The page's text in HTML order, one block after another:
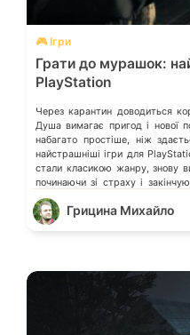
🎮 Ігри
Грати до мурашок:
PlayStation
Через карантин доводиться
Душа вимагає пригод і нової
набагато простіше, ніж
найстрашніші ігри для
стали класикою жанру, знову
починаючи зі страху і
для ПК: […]
Грицина Михайло